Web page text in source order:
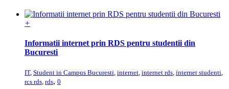
+
Informatii internet prin RDS pentru studentii din
Bucuresti
IT, Student in Campus Bucuresti, internet, internet rds, internet studenti,
rcs rds, rds, 0